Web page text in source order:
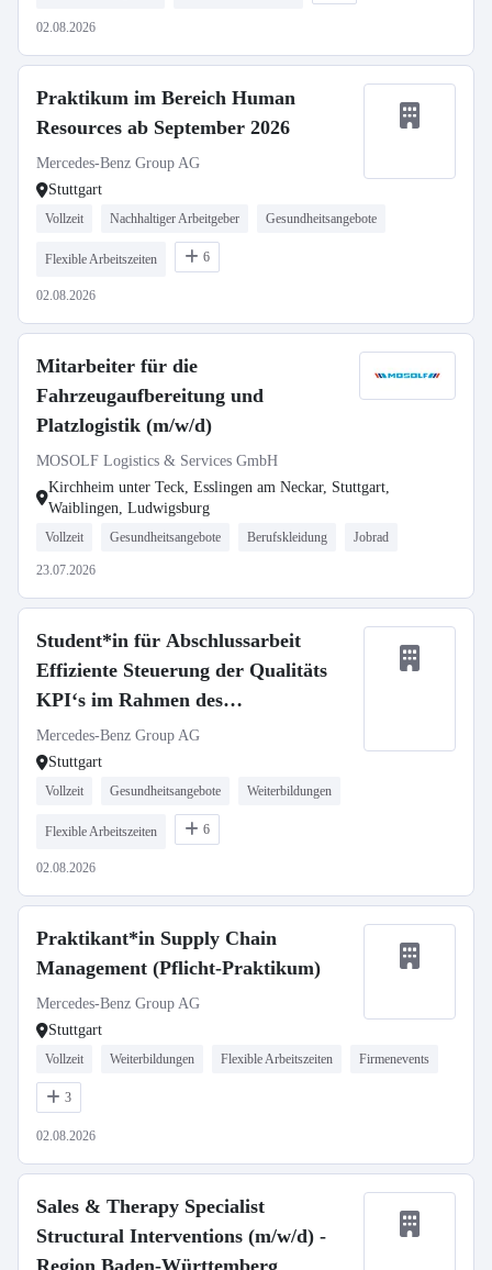
02.08.2026
Praktikum im Bereich Human
Resources ab September 2026
Mercedes-Benz Group AG
Stuttgart
Vollzeit Nachhaltiger Arbeitgeber Gesundheitsangebote
Flexible Arbeitszeiten 6
02.08.2026
Mitarbeiter für die
Fahrzeugaufbereitung und
Platzlogistik (m/w/d)
MOSOLF Logistics & Services GmbH
Kirchheim unter Teck, Esslingen am Neckar, Stuttgart,
Waiblingen, Ludwigsburg
Vollzeit Gesundheitsangebote Berufskleidung Jobrad
23.07.2026
Student*in für Abschlussarbeit
Effiziente Steuerung der Qualitäts
KPI‘s im Rahmen des
Shopfloormanagement
Mercedes-Benz Group AG
Stuttgart
Vollzeit Gesundheitsangebote Weiterbildungen
Flexible Arbeitszeiten 6
02.08.2026
Praktikant*in Supply Chain
Management (Pflicht-Praktikum)
Mercedes-Benz Group AG
Stuttgart
Vollzeit Weiterbildungen Flexible Arbeitszeiten Firmenevents
3
02.08.2026
Sales & Therapy Specialist
Structural Interventions (m/w/d) -
Region Baden-Württemberg